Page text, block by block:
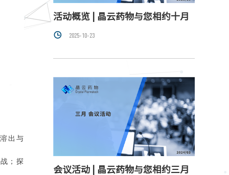
出与
；探
活动概览 | 晶云药物与您相约十月
 2025-10-23
会议活动 | 晶云药物与您相约三月